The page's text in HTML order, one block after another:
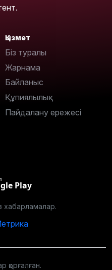
Қызмет
Біз туралы
Жарнама
Байланыс
Құпиялылық
Пайдалану ережесі
Play
хабарламалар.
қорғалған.